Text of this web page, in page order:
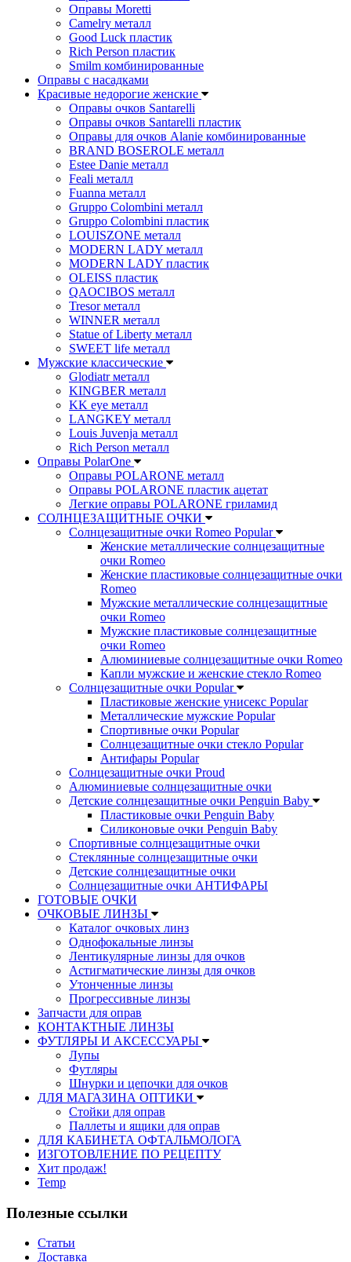
Оправы Moretti
Camelry металл
Good Luck пластик
Rich Person пластик
Smilm комбинированные
Оправы с насадками
Красивые недорогие женские
Оправы очков Santarelli
Оправы очков Santarelli пластик
Оправы для очков Alanie комбинированные
BRAND BOSEROLE металл
Estee Danie металл
Feali металл
Fuanna металл
Gruppo Colombini металл
Gruppo Colombini пластик
LOUISZONE металл
MODERN LADY металл
MODERN LADY пластик
OLEISS пластик
QAOCIBOS металл
Tresor металл
WINNER металл
Statue of Liberty металл
SWEET life металл
Мужские классические
Glodiatr металл
KINGBER металл
KK eye металл
LANGKEY металл
Louis Juvenja металл
Rich Person металл
Оправы PolarOne
Оправы POLARONE металл
Оправы POLARONE пластик ацетат
Легкие оправы POLARONE гриламид
СОЛНЦЕЗАЩИТНЫЕ ОЧКИ
Солнцезащитные очки Romeo Popular
Женские металлические солнцезащитные
очки Romeo
Женские пластиковые солнцезащитные очки
Romeo
Мужские металлические солнцезащитные
очки Romeo
Мужские пластиковые солнцезащитные
очки Romeo
Алюминиевые солнцезащитные очки Romeo
Капли мужские и женские стекло Romeo
Солнцезащитные очки Popular
Пластиковые женские унисекс Popular
Металлические мужские Popular
Спортивные очки Popular
Солнцезащитные очки стекло Popular
Aнтифары Popular
Солнцезащитные очки Proud
Алюминиевые солнцезащитные очки
Детские солнцезащитные очки Penguin Baby
Пластиковые очки Penguin Baby
Силиконовые очки Penguin Baby
Спортивные солнцезащитные очки
Стеклянные солнцезащитные очки
Детские солнцезащитные очки
Солнцезащитные очки АНТИФАРЫ
ГОТОВЫЕ ОЧКИ
ОЧКОВЫЕ ЛИНЗЫ
Каталог очковых линз
Однофокальные линзы
Лентикулярные линзы для очков
Астигматические линзы для очков
Утонченные линзы
Прогрессивные линзы
Запчасти для оправ
КОНТАКТНЫЕ ЛИНЗЫ
ФУТЛЯРЫ И АКСЕССУАРЫ
Лупы
Футляры
Шнурки и цепочки для очков
ДЛЯ МАГАЗИНА ОПТИКИ
Стойки для оправ
Паллеты и ящики для оправ
ДЛЯ КАБИНЕТА ОФТАЛЬМОЛОГА
ИЗГОТОВЛЕНИЕ ПО РЕЦЕПТУ
Хит продаж!
Temp
Полезные ссылки
Статьи
Доставка